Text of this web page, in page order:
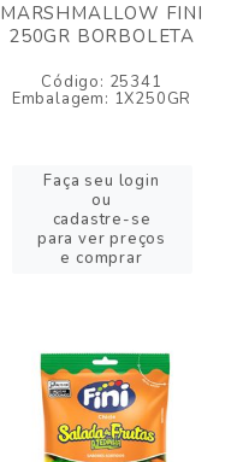
MARSHMALLOW FINI
250GR BORBOLETA
Código: 25341
Embalagem: 1X250GR
Faça seu login
ou
cadastre-se
para ver preços
e comprar